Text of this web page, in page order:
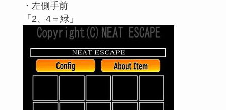
・左側手前
「2、4＝緑」